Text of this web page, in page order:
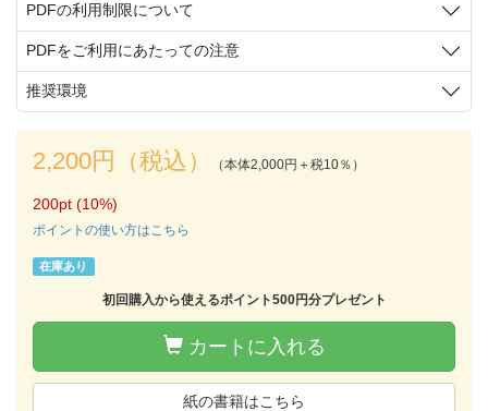
PDFの利用制限について
PDFをご利用にあたっての注意
推奨環境
2,200円（税込） （本体2,000円＋税10％）
200pt (10%)
ポイントの使い方はこちら
在庫あり
初回購入から使えるポイント500円分プレゼント
カートに入れる
紙の書籍はこちら